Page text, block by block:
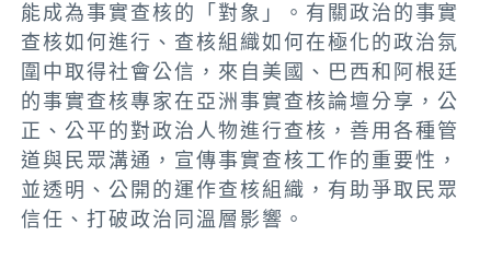
能成為事實查核的「對象」。有關政治的事實
查核如何進行、查核組織如何在極化的政治氛
圍中取得社會公信，來自美國、巴西和阿根廷
的事實查核專家在亞洲事實查核論壇分享，公
正、公平的對政治人物進行查核，善用各種管
道與民眾溝通，宣傳事實查核工作的重要性，
並透明、公開的運作查核組織，有助爭取民眾
信任、打破政治同溫層影響。